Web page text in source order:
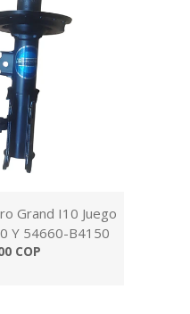
Grand I10 Juego
Y 54660-B4150
COP